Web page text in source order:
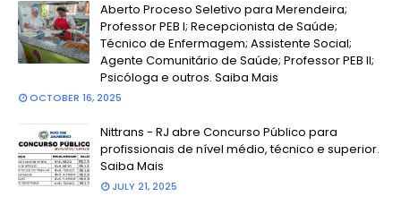
Aberto Proceso Seletivo para Merendeira;
Professor PEB I; Recepcionista de Saúde;
Técnico de Enfermagem; Assistente Social;
Agente Comunitário de Saúde; Professor PEB II;
Psicóloga e outros. Saiba Mais
OCTOBER 16, 2025
Nittrans - RJ abre Concurso Público para
profissionais de nível médio, técnico e superior.
Saiba Mais
JULY 21, 2025